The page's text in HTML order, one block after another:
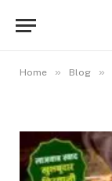
Home » Blog »